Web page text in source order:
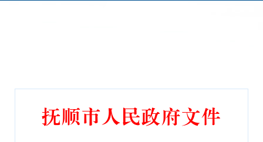
抚顺市人民政府文件